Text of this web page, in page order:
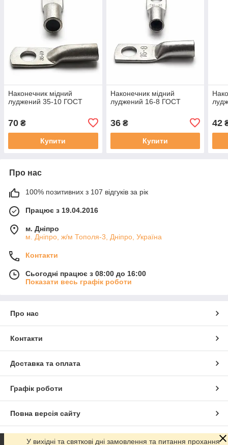
Наконечник мідний
луджений 35-10 ГОСТ
70 ₴
Купити
Наконечник мідний
луджений 16-8 ГОСТ
36₴
Купити
42
Про нас
100% позитивних з 107 відгуків за рік
Працює з 19.04.2016
м. Дніпро
м. Дніпро, ж/м Тополя-3, Дніпро, Україна
Контакти
Сьогодні працює з 08:00 до 16:00
Показати весь графік роботи
Про нас
Контакти
Доставка та оплата
Графік роботи
Повна версія сайту
Сайт створено на маркетплейсі
У вихідні та святкові дні замовлення та питання прохання